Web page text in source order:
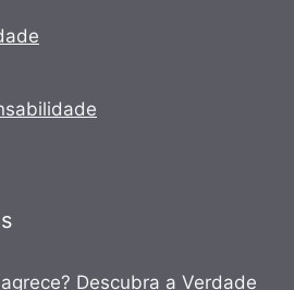
Descubra a Verdade